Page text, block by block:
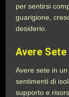
per sentirsi
guarigione,
desiderio.
Avere
Avere sete in
sentimenti di
supporto e